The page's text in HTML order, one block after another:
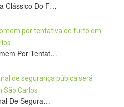
Clássico Do F…
Por Tentat…
De Segura…